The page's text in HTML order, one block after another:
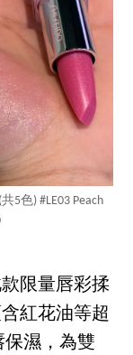
5色) #LE03 Peach
限量唇彩揉
紅花油等超
保濕，為雙